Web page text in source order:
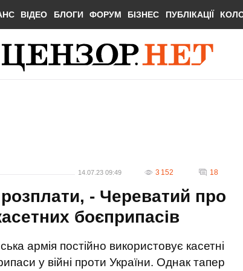
ВІДЕО БЛОГИ ФОРУМ БІЗНЕС ПУБЛІКАЦІЇ
14.07.23 09:49 3 152 18
- Череватий про
боєприпасів
армія постійно використовує касетні
у війні проти України. Однак тапер